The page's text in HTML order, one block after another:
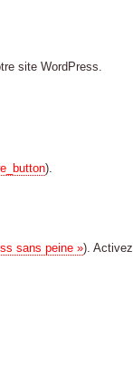
site WordPress.
).
sans peine »).